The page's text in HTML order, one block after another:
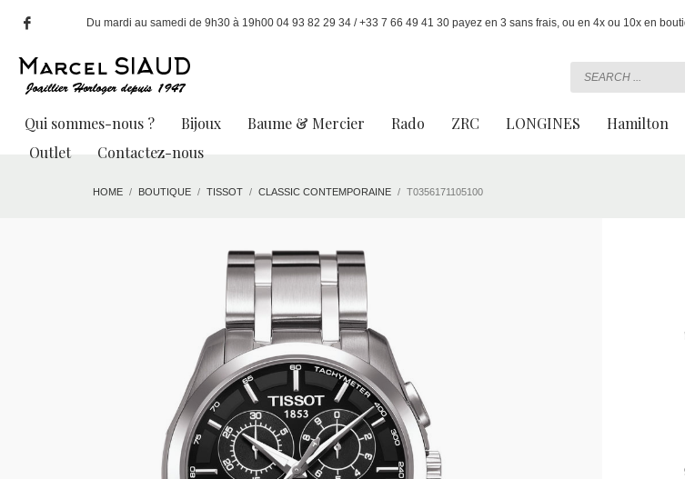
Du mardi au samedi de 9h30 à 19h00 04 93 82 29 34 / +33 7 66 49 41 30 payez en 3 sans frais, ou en 4x ou 10x en
Qui sommes-nous ? Bijoux Baume & Mercier Rado ZRC LONGINES Hamilton
Outlet
Contactez-nous
HOME BOUTIQUE TISSOT CLASSIC CONTEMPORAINE T0356171105100